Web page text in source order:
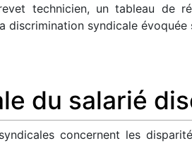
technicien, un tableau de
discrimination syndicale
du salarié
concernent les